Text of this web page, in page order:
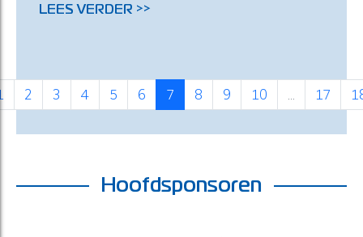
LEES VERDER >>
2 3 4 5 6 7 8 9 10 17
Hoofdsponsoren